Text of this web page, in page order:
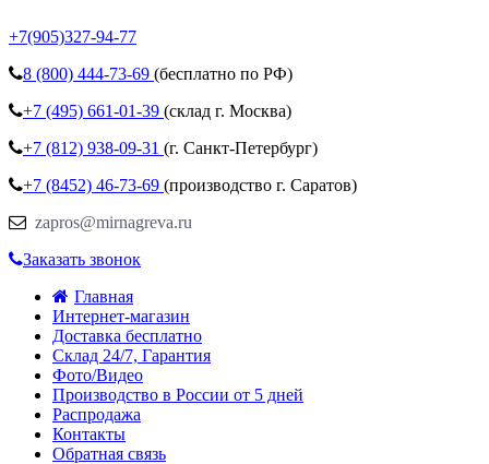
+7(905)327-94-77
8 (800) 444-73-69 (бесплатно по РФ)
+7 (495) 661-01-39 (склад г. Москва)
+7 (812) 938-09-31 (г. Санкт-Петербург)
+7 (8452) 46-73-69 (производство г. Саратов)
zapros@mirnagreva.ru
Заказать звонок
Главная
Интернет-магазин
Доставка бесплатно
Склад 24/7, Гарантия
Фото/Видео
Производство в России от 5 дней
Распродажа
Контакты
Обратная связь